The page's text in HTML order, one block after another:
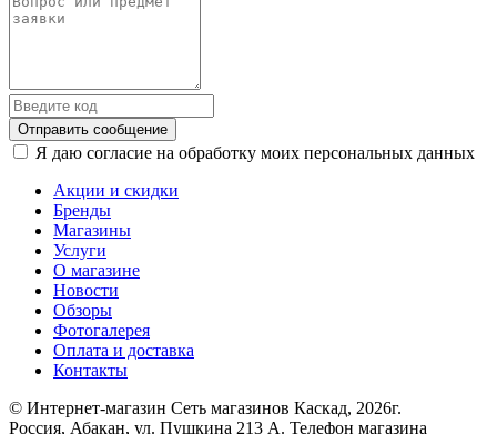
Отправить сообщение
Я даю согласие на обработку моих персональных данных
Акции и скидки
Бренды
Магазины
Услуги
О магазине
Новости
Обзоры
Фотогалерея
Оплата и доставка
Контакты
© Интернет-магазин Сеть магазинов Каскад, 2026г.
Россия, Абакан, ул. Пушкина 213 А. Телефон магазина